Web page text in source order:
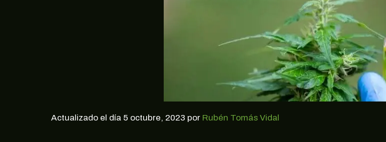
Actualizado el día 5 octubre, 2023 por Rubén Tomás Vidal